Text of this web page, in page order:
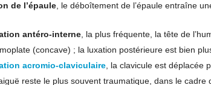
de l’épaule , le déboîtement de l’épaule entraîne
antéro-interne , la plus fréquente, la tête de
(concave) ; la luxation postérieure est bien
acromio-claviculaire , la clavicule est déplacée
reste le plus souvent traumatique, dans le cadre